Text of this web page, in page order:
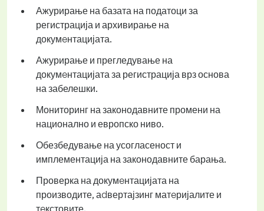
Ажурирање на базата на податоци за
регистрација и архивирање на
докумeнтацијата.
Ажурирање и прегледување на
докумeнтацијата за регистрација врз основа
на забелешки.
Мониторинг на законодавните промени на
национално и европско ниво.
Обезбедување на усогласеност и
имплементација на законодавните барања.
Проверка на докумeнтацијата на
производите, аdвертајзинг матeријалите и